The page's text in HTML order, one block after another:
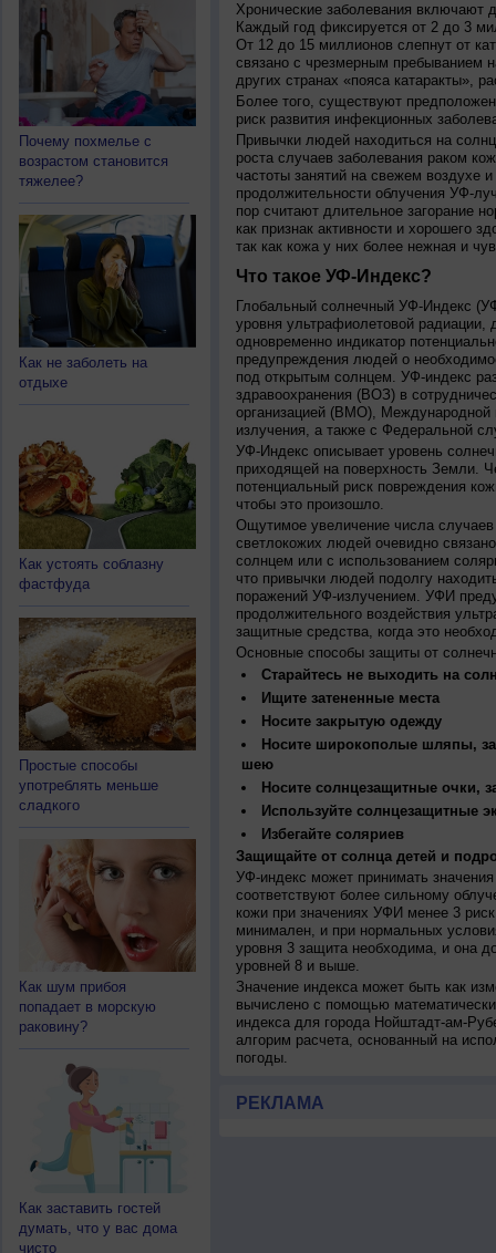
Почему похмелье с
возрастом становится
тяжелее?
Как не заболеть на
отдыхе
Как устоять соблазну
фастфуда
Простые способы
употреблять меньше
сладкого
Как шум прибоя
попадает в морскую
раковину?
Как заставить гостей
думать, что у вас дома
чисто
Хронические заболевания включают
Каждый год фиксируется от 2 до 3
От 12 до 15 миллионов слепнут от
связано с чрезмерным пребыванием
других странах «пояса катаракты»,
Более того, существуют
риск развития инфекционных
Привычки людей находиться на
роста случаев заболевания раком
частоты занятий на свежем воздухе
продолжительности облучения УФ-
пор считают длительное загорание
как признак активности и хорошего
так как кожа у них более нежная и
Что такое УФ-Индекс?
Глобальный солнечный УФ-Индекс
уровня ультрафиолетовой
одновременно индикатор
предупреждения людей о
под открытым солнцем. УФ-индекс
здравоохранения (ВОЗ) в
организацией (ВМО), Международной
излучения, а также с Федеральной
УФ-Индекс описывает уровень
приходящей на поверхность Земли.
потенциальный риск повреждения
чтобы это произошло.
Ощутимое увеличение числа
светлокожих людей очевидно
солнцем или с использованием
что привычки людей подолгу
поражений УФ-излучением. УФИ
продолжительного воздействия
защитные средства, когда это
Основные способы защиты от
Старайтесь не выходить на
Ищите затененные места
Носите закрытую одежду
Носите широкополые шляпы,
шею
Носите солнцезащитные очки,
Используйте солнцезащитные
Избегайте соляриев
Защищайте от солнца детей и
УФ-индекс может принимать
соответствуют более сильному
кожи при значениях УФИ менее 3
минимален, и при нормальных
уровня 3 защита необходима, и она
уровней 8 и выше.
Значение индекса может быть как
вычислено с помощью
индекса для города Нойштадт-ам-
алгорим расчета, основанный на
погоды.
РЕКЛАМА